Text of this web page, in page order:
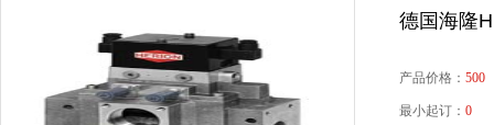
德国海隆
产品价格： 500
最小起订： 0